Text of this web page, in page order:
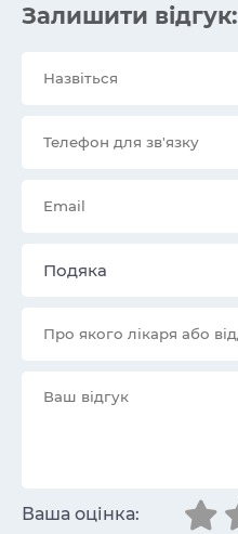
Залишити відгук:
Подяка
Ваша оцінка: